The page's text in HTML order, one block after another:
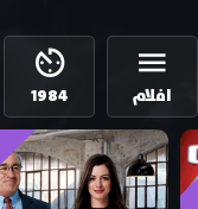
افلام 1984